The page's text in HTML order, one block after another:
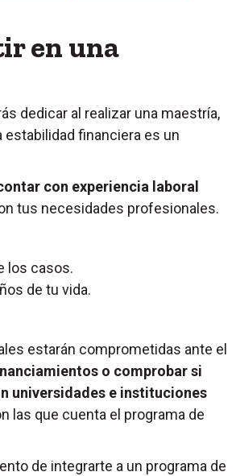
en una
dedicar al realizar una maestría,
financiera es un
con experiencia laboral
tus necesidades profesionales.
los casos.
de tu vida.
estarán comprometidas ante el
o comprobar si
universidades e instituciones
las que cuenta el programa de
de integrarte a un programa de